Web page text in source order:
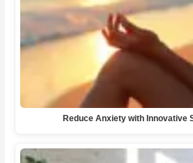
Reduce Anxiety with Innovative